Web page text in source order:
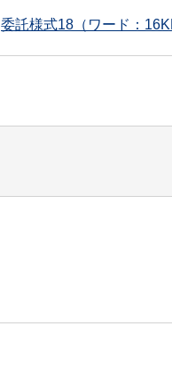
委託様式18（ワード：